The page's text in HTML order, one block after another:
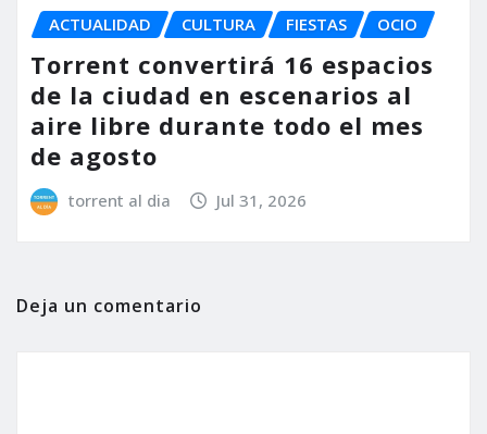
ACTUALIDAD CULTURA FIESTAS OCIO
Torrent convertirá 16 espacios
de la ciudad en escenarios al
aire libre durante todo el mes
de agosto
torrent al dia Jul 31, 2026
Deja un comentario